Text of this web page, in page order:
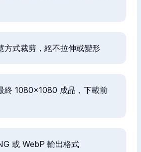
方式裁剪，絕不拉伸或變形
終 1080×1080 成品，下載前
或 WebP 輸出格式